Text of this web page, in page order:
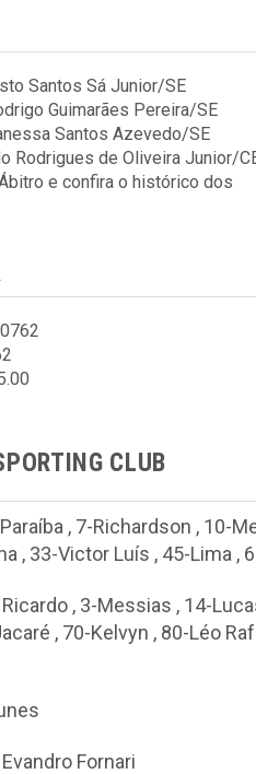
Santos Sá Junior/SE
Guimarães Pereira/SE
Santos Azevedo/SE
Rodrigues de Oliveira Junior/
e confira o histórico dos
CLUB
, 7-Richardson , 10-
, 33-Victor Luís , 45-Lima ,
, 3-Messias , 14-
, 70-Kelvyn , 80-Léo
Evandro Fornari